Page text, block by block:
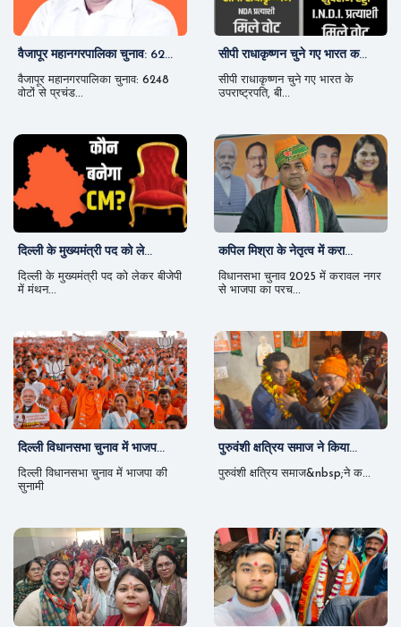
वैजापूर महानगरपालिका चुनाव: 62...
वैजापूर महानगरपालिका चुनाव: 6248
वोटों से प्रचंड...
सीपी राधाकृष्णन चुने गए भारत क...
सीपी राधाकृष्णन चुने गए भारत के
उपराष्ट्रपति, बी...
दिल्ली के मुख्यमंत्री पद को ले...
दिल्ली के मुख्यमंत्री पद को लेकर बीजेपी
में मंथन...
कपिल मिश्रा के नेतृत्व में करा...
विधानसभा चुनाव 2025 में करावल नगर
से भाजपा का परच...
दिल्ली विधानसभा चुनाव में भाजप...
दिल्ली विधानसभा चुनाव में भाजपा की
सुनामी
पुरुवंशी क्षत्रिय समाज ने किया...
पुरुवंशी क्षत्रिय समाज&nbsp;ने क...